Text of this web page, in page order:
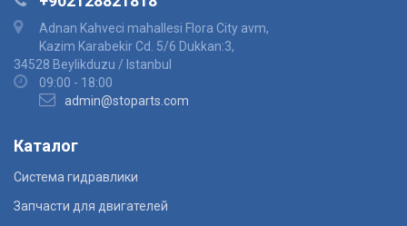
Adnan Kahveci mahallesi Flora City avm,
Kazim Karabekir Cd. 5/6 Dukkan:3,
34528 Beylikduzu / Istanbul
09:00 - 18:00
admin@stoparts.com
Каталог
Система гидравлики
Запчасти для двигателей